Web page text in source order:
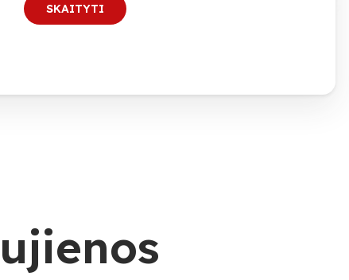
SKAITYTI